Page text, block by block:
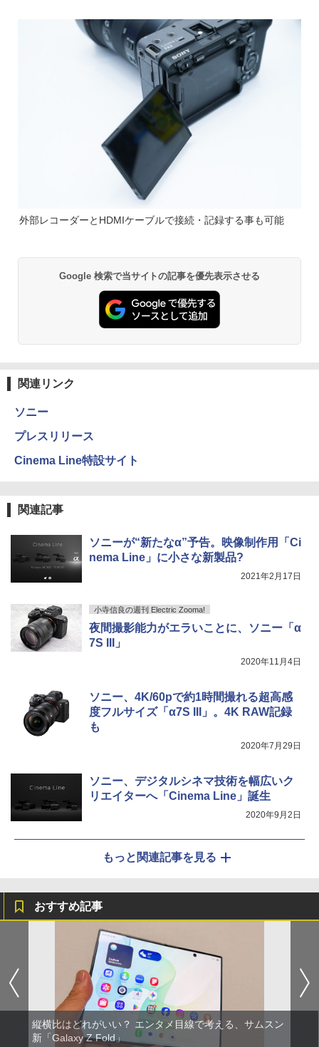
外部レコーダーとHDMIケーブルで接続・記録する事も可能
Google 検索で当サイトの記事を優先表示させる
関連リンク
ソニー
プレスリリース
Cinema Line特設サイト
関連記事
ソニーが“新たなα”予告。映像制作用「Ci
nema Line」に小さな新製品?
2021年2月17日
小寺信良の週刊 Electric Zooma!
夜間撮影能力がエラいことに、ソニー「α
7S III」
2020年11月4日
ソニー、4K/60pで約1時間撮れる超高感
度フルサイズ「α7S III」。4K RAW記録
も
2020年7月29日
ソニー、デジタルシネマ技術を幅広いク
リエイターへ「Cinema Line」誕生
2020年9月2日
もっと関連記事を見る
おすすめ記事
縦横比はどれがいい？ エンタメ目線で考える、サムスン
新「Galaxy Z Fold」